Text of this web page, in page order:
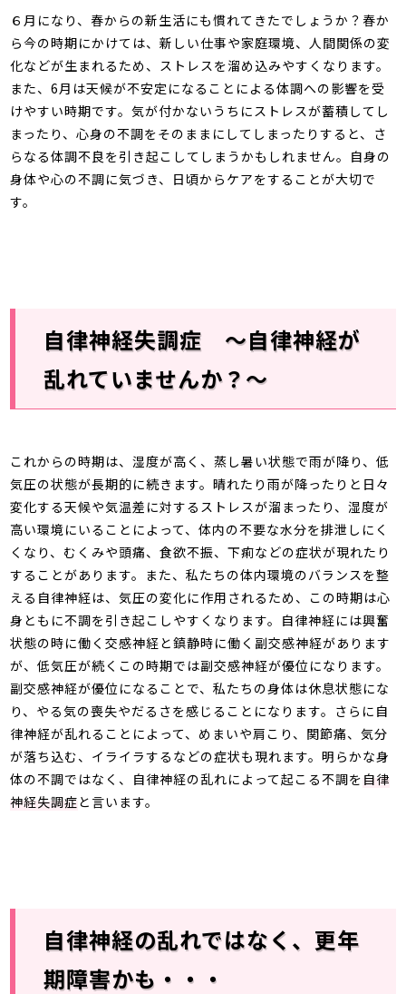
６月になり、春からの新生活にも慣れてきたでしょうか？春か
ら今の時期にかけては、新しい仕事や家庭環境、人間関係の変
化などが生まれるため、ストレスを溜め込みやすくなります。
また、6月は天候が不安定になることによる体調への影響を受
けやすい時期です。気が付かないうちにストレスが蓄積してし
まったり、心身の不調をそのままにしてしまったりすると、さ
らなる体調不良を引き起こしてしまうかもしれません。自身の
身体や心の不調に気づき、日頃からケアをすることが大切で
す。
自律神経失調症 ～自律神経が
乱れていませんか？～
これからの時期は、湿度が高く、蒸し暑い状態で雨が降り、低
気圧の状態が長期的に続きます。晴れたり雨が降ったりと日々
変化する天候や気温差に対するストレスが溜まったり、湿度が
高い環境にいることによって、体内の不要な水分を排泄しにく
くなり、むくみや頭痛、食欲不振、下痢などの症状が現れたり
することがあります。また、私たちの体内環境のバランスを整
える自律神経は、気圧の変化に作用されるため、この時期は心
身ともに不調を引き起こしやすくなります。自律神経には興奮
状態の時に働く交感神経と鎮静時に働く副交感神経があります
が、低気圧が続くこの時期では副交感神経が優位になります。
副交感神経が優位になることで、私たちの身体は休息状態にな
り、やる気の喪失やだるさを感じることになります。さらに自
律神経が乱れることによって、めまいや肩こり、関節痛、気分
が落ち込む、イライラするなどの症状も現れます。明らかな身
体の不調ではなく、自律神経の乱れによって起こる不調を 自律
神経失調症と言います。
自律神経の乱れではなく、更年
期障害かも・・・